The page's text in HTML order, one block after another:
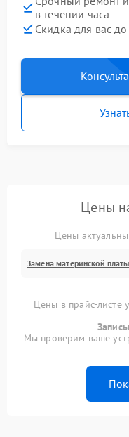
в течении часа
Скидка для вас до
Цены
Цены
Замена материнской платы
Цены в прайс-листе
Мы проверим ваше